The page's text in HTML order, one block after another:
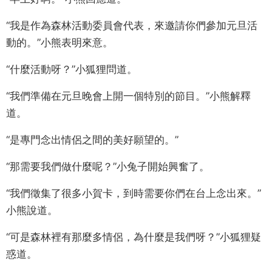
“我是作為森林活動委員會代表，來邀請你們參加元旦活
動的。”小熊表明來意。
“什麼活動呀？”小狐狸問道。
“我們準備在元旦晚會上開一個特別的節目。”小熊解釋
道。
“是專門念出情侶之間的美好願望的。”
“那需要我們做什麼呢？”小兔子開始興奮了。
“我們徵集了很多小賀卡，到時需要你們在台上念出來。”
小熊說道。
“可是森林裡有那麼多情侶，為什麼是我們呀？”小狐狸疑
惑道。